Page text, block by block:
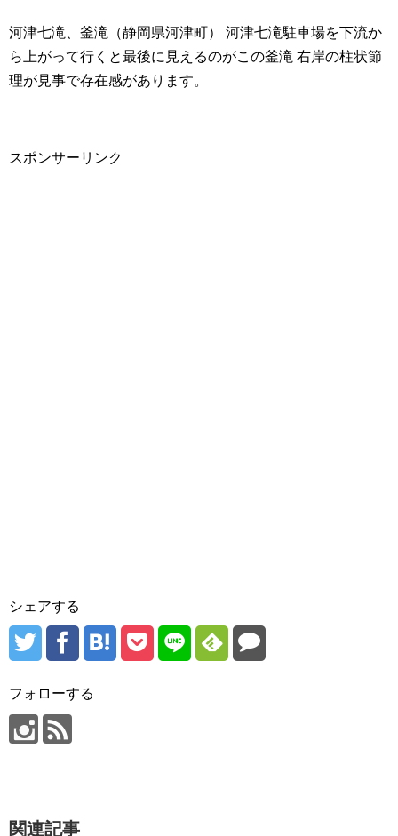
河津七滝、釜滝（静岡県河津町） 河津七滝駐車場を下流か
ら上がって行くと最後に見えるのがこの釜滝 右岸の柱状節
理が見事で存在感があります。
スポンサーリンク
シェアする
フォローする
関連記事